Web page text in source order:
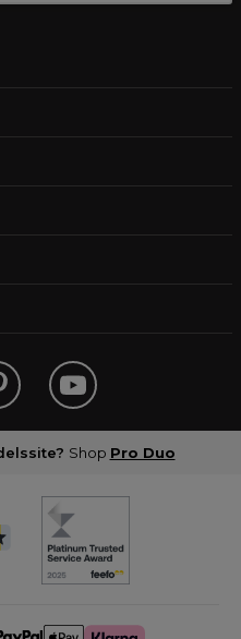
Shop Pro Duo